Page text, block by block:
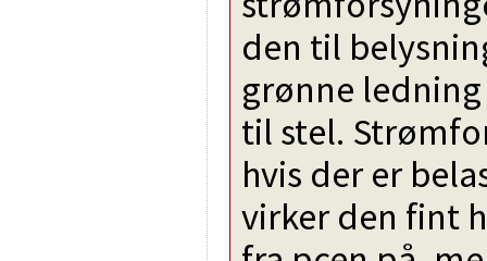
den til
grønne
til stel.
hvis der er
virker den fint